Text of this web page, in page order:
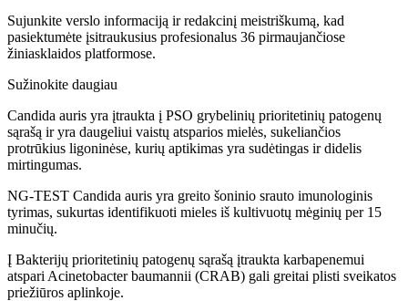
Sujunkite verslo informaciją ir redakcinį meistriškumą, kad
pasiektumėte įsitraukusius profesionalus 36 pirmaujančiose
žiniasklaidos platformose.
Sužinokite daugiau
Candida auris yra įtraukta į PSO grybelinių prioritetinių patogenų
sąrašą ir yra daugeliui vaistų atsparios mielės, sukeliančios
protrūkius ligoninėse, kurių aptikimas yra sudėtingas ir didelis
mirtingumas.
NG-TEST Candida auris yra greito šoninio srauto imunologinis
tyrimas, sukurtas identifikuoti mieles iš kultivuotų mėginių per 15
minučių.
Į Bakterijų prioritetinių patogenų sąrašą įtraukta karbapenemui
atspari Acinetobacter baumannii (CRAB) gali greitai plisti sveikatos
priežiūros aplinkoje.